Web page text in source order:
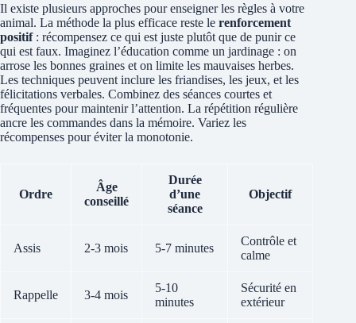
Il existe plusieurs approches pour enseigner les règles à votre
animal. La méthode la plus efficace reste le renforcement
positif: récompensez ce qui est juste plutôt que de punir ce
qui est faux. Imaginez l’éducation comme un jardinage : on
arrose les bonnes graines et on limite les mauvaises herbes.
Les techniques peuvent inclure les friandises, les jeux, et les
félicitations verbales. Combinez des séances courtes et
fréquentes pour maintenir l’attention. La répétition régulière
ancre les commandes dans la mémoire. Variez les
récompenses pour éviter la monotonie.
Ordre
Âge
conseillé
Durée
d’une
séance
Objectif
Assis 2-3 mois 5-7 minutes
Contrôle et
calme
Rappelle 3-4 mois
5-10
minutes
Sécurité en
extérieur